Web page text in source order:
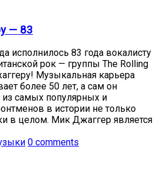
— 83
исполнилось 83 года вокалисту
рок — группы The Rolling
Музыкальная карьера
более 50 лет, а сам он
из самых популярных и
в истории не только
в целом. Мик Джаггер является
0 comments